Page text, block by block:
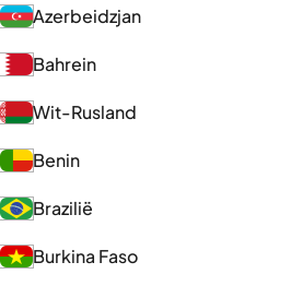
Azerbeidzjan
Bahrein
Wit-Rusland
Benin
Brazilië
Burkina Faso